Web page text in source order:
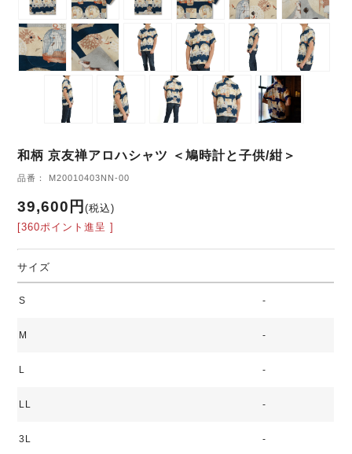
和柄 京友禅アロハシャツ ＜鳩時計と子供/紺＞
品番： M20010403NN-00
39,600円(税込)
[360ポイント進呈 ]
サイズ
S -
M -
L -
LL -
3L -